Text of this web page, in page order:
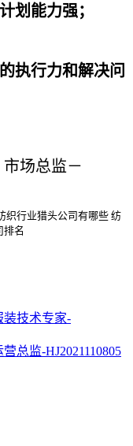
划能力强；
执行力和解决问
织行业猎头公司有哪些 纺
排名
装技术专家-
总监-HJ2021110805